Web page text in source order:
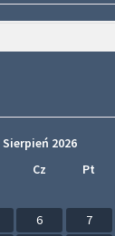
Sierpień 2026
Cz Pt
6 7